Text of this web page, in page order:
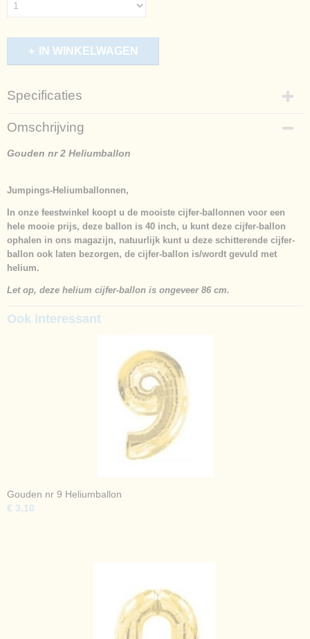
IN WINKELWAGEN
Specificaties
Productcode
415-757
Afmetingen (l,b,h)
Omschrijving
Gouden nr 2 Heliumballon
Jumpings-Heliumballonnen,
In onze feestwinkel koopt u de mooiste cijfer-ballonnen voor een
hele mooie prijs, deze ballon is 40 inch, u kunt deze cijfer-ballon
ophalen in ons magazijn, natuurlijk kunt u deze schitterende cijfer-
ballon ook laten bezorgen, de cijfer-ballon is/wordt gevuld met
helium.
Let op, deze helium cijfer-ballon is ongeveer 86 cm.
Ook interessant
Gouden nr 9 Heliumballon
€ 3,10